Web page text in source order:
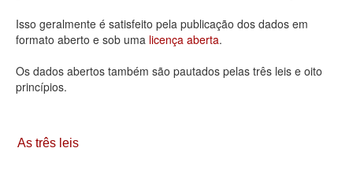
Administração
Legislação
Agenda
Contato
Isso geralmente é satisfeito pela publicação dos dados em
formato aberto e sob uma licença aberta.
Os dados abertos também são pautados pelas três leis e oito
princípios.
As três leis